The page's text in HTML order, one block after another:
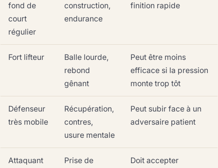
fond de
court
régulier
construction,
endurance
finition rapide
Fort lifteur
Balle lourde,
rebond
gênant
Peut être moins
efficace si la pression
monte trop tôt
Défenseur
très mobile
Récupération,
contres,
usure mentale
Peut subir face à un
adversaire patient
Attaquant
Prise de
Doit accepter